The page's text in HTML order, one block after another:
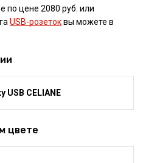
по цене 2080 руб. или
USB-розетоквы можете в
USB CELIANE
цвете